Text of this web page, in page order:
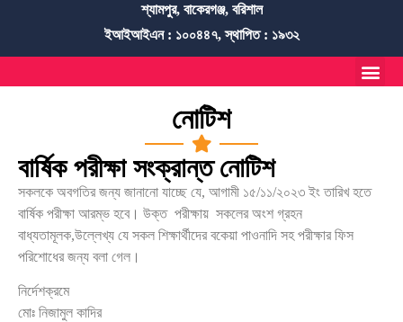
শ্যামপুর, বাকেরগঞ্জ, বরিশাল
ইআইআইএন : ১০০৪৪৭, স্থাপিত : ১৯৩২
নোটিশ
বার্ষিক পরীক্ষা সংক্রান্ত নোটিশ
সকলকে অবগতির জন্য জানানো যাচ্ছে যে, আগামী ১৫/১১/২০২৩ ইং তারিখ হতে
বার্ষিক পরীক্ষা আরম্ভ হবে। উক্ত পরীক্ষায় সকলের অংশ গ্রহন
বাধ্যতামূলক,উল্লেখ্য যে সকল শিক্ষার্থীদের বকেয়া পাওনাদি সহ পরীক্ষার ফিস
পরিশোধের জন্য বলা গেল।
নির্দেশক্রমে
মোঃ নিজামুল কাদির